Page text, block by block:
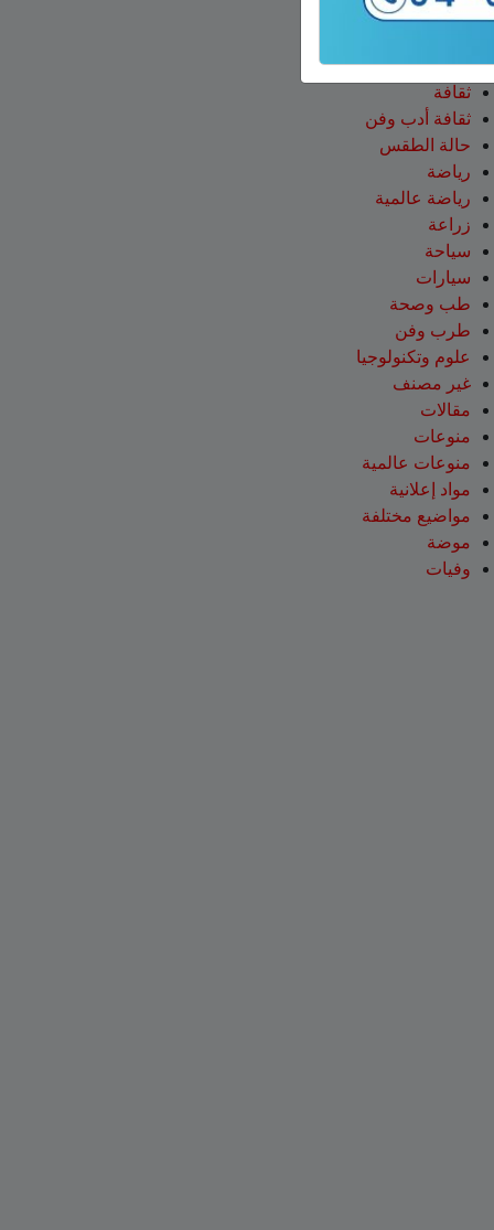
اقتصاد
تعليم ومدارس
ثقافة
ثقافة أدب وفن
حالة الطقس
رياضة
رياضة عالمية
زراعة
سياحة
سيارات
طب وصحة
طرب وفن
علوم وتكنولوجيا
غير مصنف
مقالات
منوعات
منوعات عالمية
مواد إعلانية
مواضيع مختلفة
موضة
وفيات